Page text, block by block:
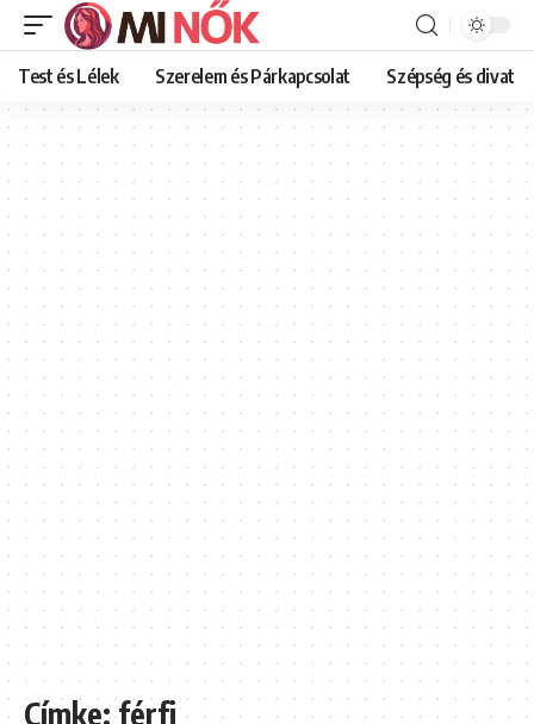
Test és Lélek Szerelem és Párkapcsolat Szépség és divat
Címke:férfi